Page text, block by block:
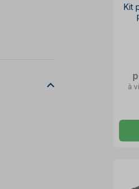
Kit
à